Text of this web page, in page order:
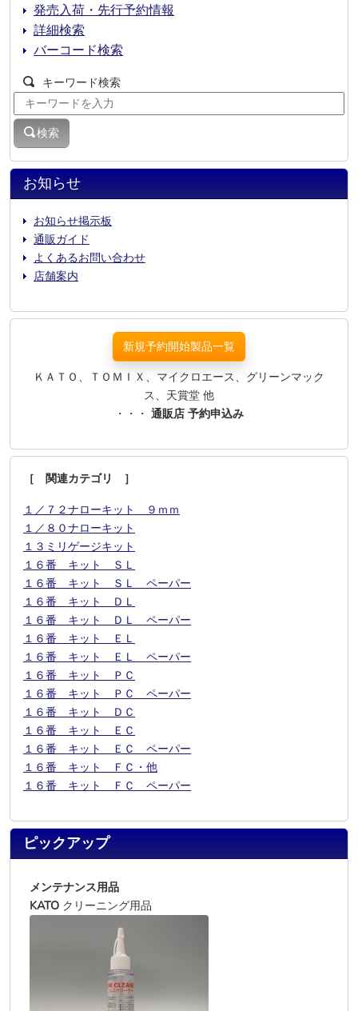
お知らせ
お知らせ掲示板
通販ガイド
よくあるお問い合わせ
店舗案内
発売入荷・先行予約情報
詳細検索
バーコード検索
キーワード検索
検索
新規予約開始製品一覧
ＫＡＴＯ、ＴＯＭＩＸ、マイクロエース、グリーンマック
ス、天賞堂 他
・・・ 通販店 予約申込み
［ 関連カテゴリ ］
１／７２ナローキット ９ｍｍ
１／８０ナローキット
１３ミリゲージキット
１６番 キット ＳＬ
１６番 キット ＳＬ ペーパー
１６番 キット ＤＬ
１６番 キット ＤＬ ペーパー
１６番 キット ＥＬ
１６番 キット ＥＬ ペーパー
１６番 キット ＰＣ
１６番 キット ＰＣ ペーパー
１６番 キット ＤＣ
１６番 キット ＥＣ
１６番 キット ＥＣ ペーパー
１６番 キット ＦＣ・他
１６番 キット ＦＣ ペーパー
ピックアップ
メンテナンス用品
KATO クリーニング用品